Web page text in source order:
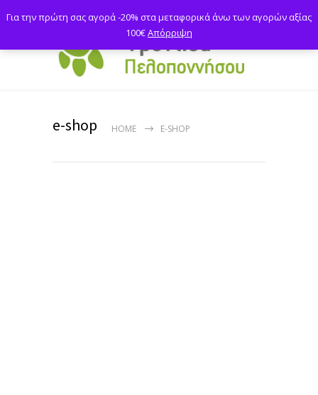
e-shop HOME E-SHOP
Για την πρώτη σας αγορά -20% στα μεταφορικά άνω των αγορών αξίας
100€Απόρριψη